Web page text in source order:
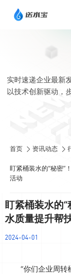
实时速递企业最新
以技术创新驱动，
首页 资讯动态
盯紧桶装水的“秘密”
活动
盯紧桶装水的
水质量提升帮
2024-04-01
“你们企业周转